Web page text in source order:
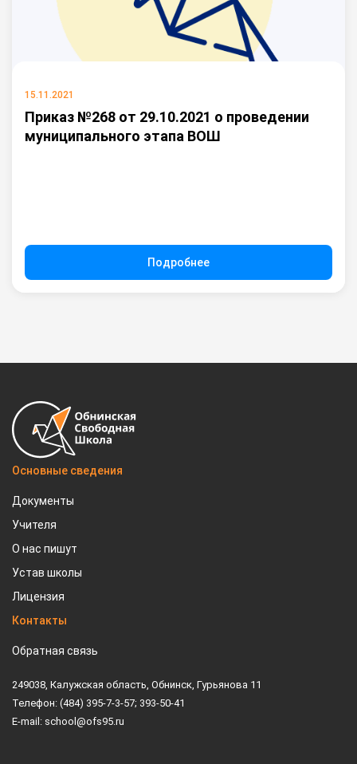
15.11.2021
Приказ №268 от 29.10.2021 о проведении
муниципального этапа ВОШ
Подробнее
Основные сведения
Документы
Учителя
О нас пишут
Устав школы
Лицензия
Контакты
Обратная связь
249038, Калужская область, Обнинск, Гурьянова 11
Телефон: (484) 395-7-3-57; 393-50-41
E-mail: school@ofs95.ru